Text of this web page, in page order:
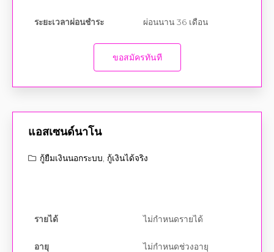
ระยะเวลาผ่อนชำระ ผ่อนนาน 36 เดือน
ขอสมัครทันที
แอสเซนด์นาโน
กู้ยืมเงินนอกระบบ กู้เงินได้จริง
รายได้ ไม่กำหนดรายได้
อายุ ไม่กำหนดช่วงอายุ